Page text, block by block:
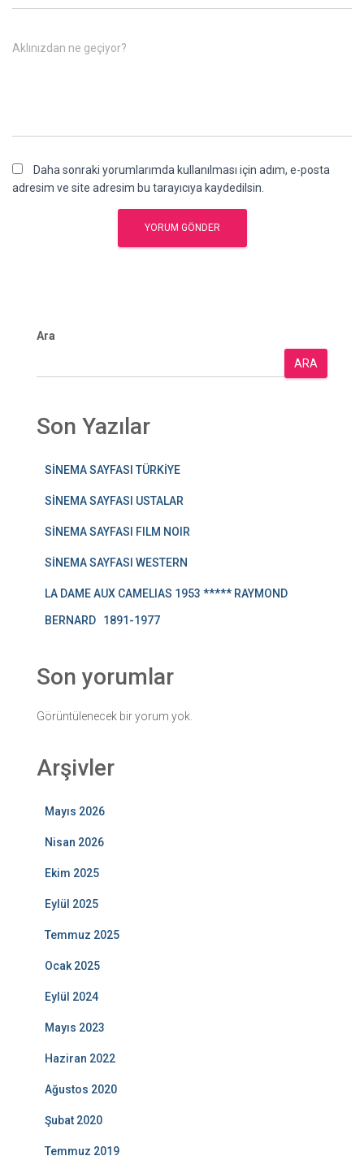
Aklınızdan ne geçiyor?
Daha sonraki yorumlarımda kullanılması için adım, e-posta
adresim ve site adresim bu tarayıcıya kaydedilsin.
Ara
ARA
Son Yazılar
SİNEMA SAYFASI TÜRKİYE
SİNEMA SAYFASI USTALAR
SİNEMA SAYFASI FILM NOIR
SİNEMA SAYFASI WESTERN
LA DAME AUX CAMELIAS 1953 ***** RAYMOND
BERNARD 1891-1977
Son yorumlar
Görüntülenecek bir yorum yok.
Arşivler
Mayıs 2026
Nisan 2026
Ekim 2025
Eylül 2025
Temmuz 2025
Ocak 2025
Eylül 2024
Mayıs 2023
Haziran 2022
Ağustos 2020
Şubat 2020
Temmuz 2019